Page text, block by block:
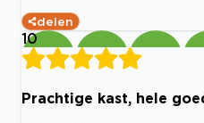
delen
10
Prachtige kast, hele